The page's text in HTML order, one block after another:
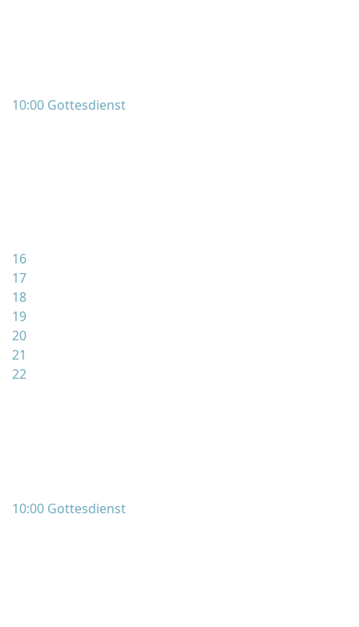
10:00 Gottesdienst
16
17
18
19
20
21
22
10:00 Gottesdienst